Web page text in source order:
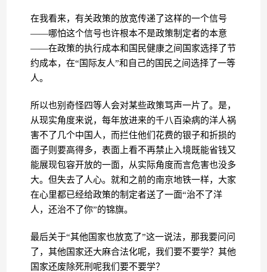
在我看来，有关政策的放宽传递了这样的一个信号
——哪怕这个信号也许根本不是政策制定者的本意
——在政策的执行成本和国民健康之间国家选择了节
约成本，在“国际友人”和自己的国民之间选择了一等
人。
所以也别奇怪四等人会对某些政策骂声一片了。是，
从现实角度来说，每年放进来的千八百染病的洋人祸
害不了几个中国人，而拦住他们花费的银子和折损的
面子则要高得多，表面上看不再禁止入境既能省钱又
能展现包容开放的一面，从实际角度而言危害也没多
大。但失去了人心。就和之前的南京地铁一样，大家
在心里都已经给政策的制定者送了一面“治不了洋
人，还治不了你”的锦旗。
最后关于“其他国家也放宽了”这一说法，那我要问问
了，其他国家还大麻合法化呢，我们要不要学？其他
国家还废除死刑呢我们要不要学？